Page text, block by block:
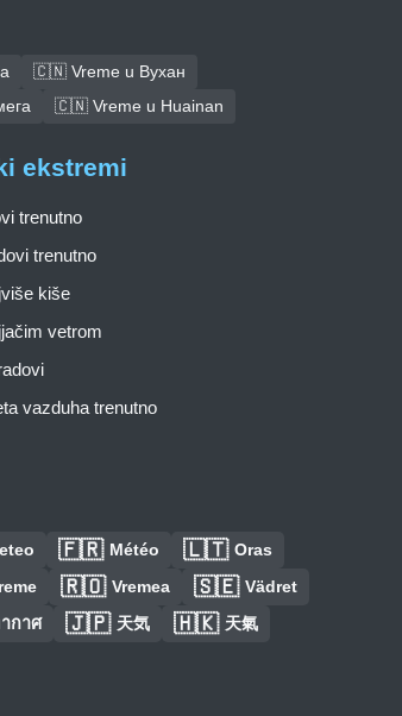
🇨🇳 Vreme u Вухан
🇨🇳 Vreme u Huainan
ekstremi
trenutno
trenutno
kiše
vetrom
vazduha trenutno
🇫🇷 Météo 🇱🇹 Oras
🇷🇴 Vremea 🇸🇪 Vädret
กาศ 🇯🇵 天気 🇭🇰 天氣